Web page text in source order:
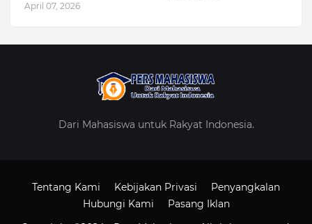
April 07, 2026
Dari Mahasiswa untuk Rakyat Indonesia.
Tentang Kami Kebijakan Privasi
Penyangkalan
Hubungi Kami
Pasang Iklan